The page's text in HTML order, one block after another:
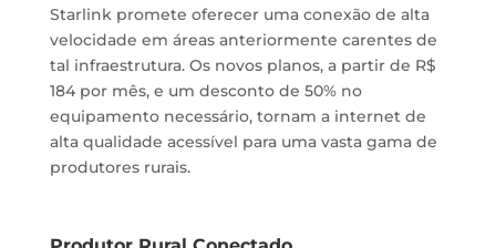
Starlink promete oferecer uma conexão de alta
velocidade em áreas anteriormente carentes de
tal infraestrutura. Os novos planos, a partir de R$
184 por mês, e um desconto de 50% no
equipamento necessário, tornam a internet de
alta qualidade acessível para uma vasta gama de
produtores rurais.